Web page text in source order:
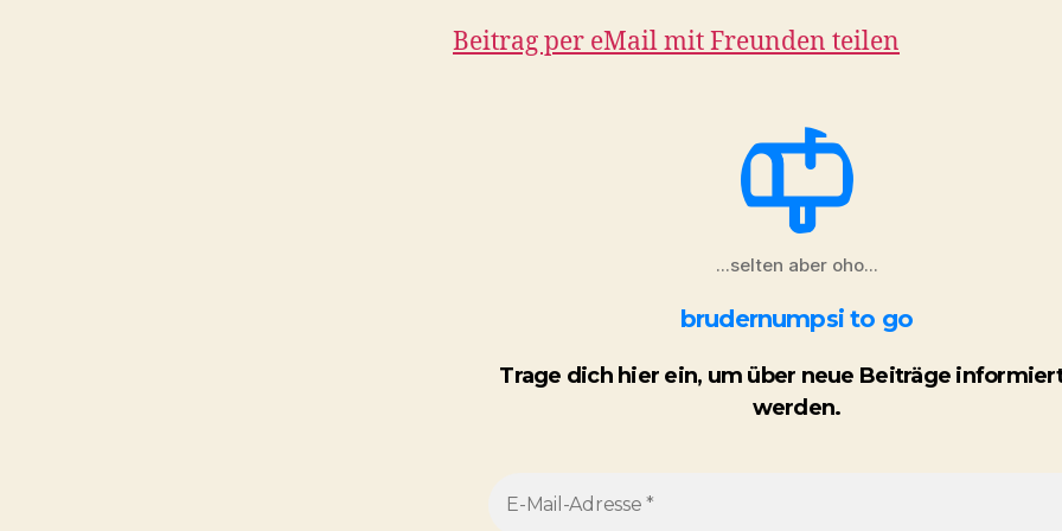
Beitrag per eMail mit Freunden teilen
...selten aber oho...
brudernumpsi to go
Trage dich hier ein, um über neue Beiträge
werden.